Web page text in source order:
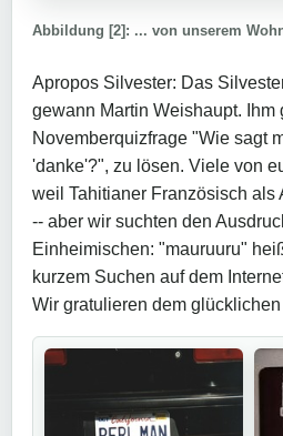
Abbildung [2]: ... von unserem
Apropos Silvester: Das
gewann Martin Weishaupt. Ihm
Novemberquizfrage "Wie sagt
'danke'?", zu lösen. Viele von
weil Tahitianer Französisch als
-- aber wir suchten den
Einheimischen: "mauruuru"
kurzem Suchen auf dem
Wir gratulieren dem